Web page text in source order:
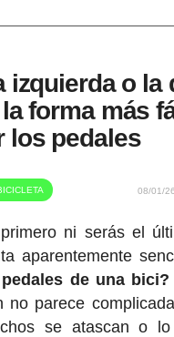
izquierda o la
forma más
los pedales
08/01/
ni serás el
aparentemente
de una bici?
no parece
se atascan o